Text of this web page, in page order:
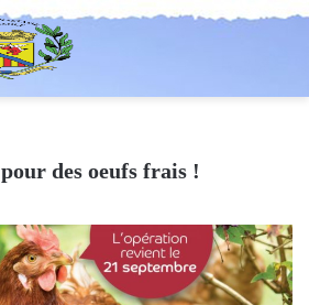
des oeufs frais !